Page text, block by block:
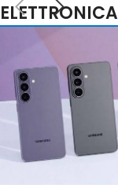
ELETTRONICA